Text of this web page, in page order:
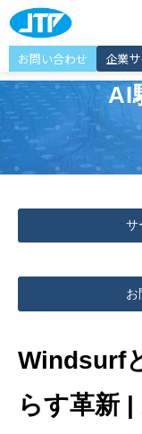
お問い合わせ 企業
AI
サ
お
Windsurf
らす革新